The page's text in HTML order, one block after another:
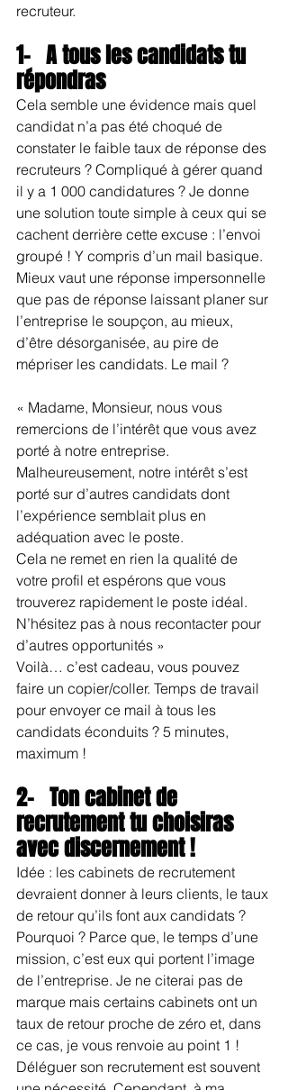
recruteur.
1-   A tous les candidats tu
répondras
Cela semble une évidence mais quel
candidat n’a pas été choqué de
constater le faible taux de réponse des
recruteurs ? Compliqué à gérer quand
il y a 1 000 candidatures ? Je donne
une solution toute simple à ceux qui se
cachent derrière cette excuse : l’envoi
groupé ! Y compris d’un mail basique.
Mieux vaut une réponse impersonnelle
que pas de réponse laissant planer sur
l’entreprise le soupçon, au mieux,
d’être désorganisée, au pire de
mépriser les candidats. Le mail ?
« Madame, Monsieur, nous vous
remercions de l’intérêt que vous avez
porté à notre entreprise.
Malheureusement, notre intérêt s’est
porté sur d’autres candidats dont
l’expérience semblait plus en
adéquation avec le poste.
Cela ne remet en rien la qualité de
votre profil et espérons que vous
trouverez rapidement le poste idéal.
N’hésitez pas à nous recontacter pour
d’autres opportunités »
Voilà… c’est cadeau, vous pouvez
faire un copier/coller. Temps de travail
pour envoyer ce mail à tous les
candidats éconduits ? 5 minutes,
maximum !
2-   Ton cabinet de
recrutement tu choisiras
avec discernement !
Idée : les cabinets de recrutement
devraient donner à leurs clients, le taux
de retour qu’ils font aux candidats ?
Pourquoi ? Parce que, le temps d’une
mission, c’est eux qui portent l’image
de l’entreprise. Je ne citerai pas de
marque mais certains cabinets ont un
taux de retour proche de zéro et, dans
ce cas, je vous renvoie au point 1 !
Déléguer son recrutement est souvent